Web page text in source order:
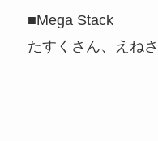
■Mega Stack
たすくさん、えね